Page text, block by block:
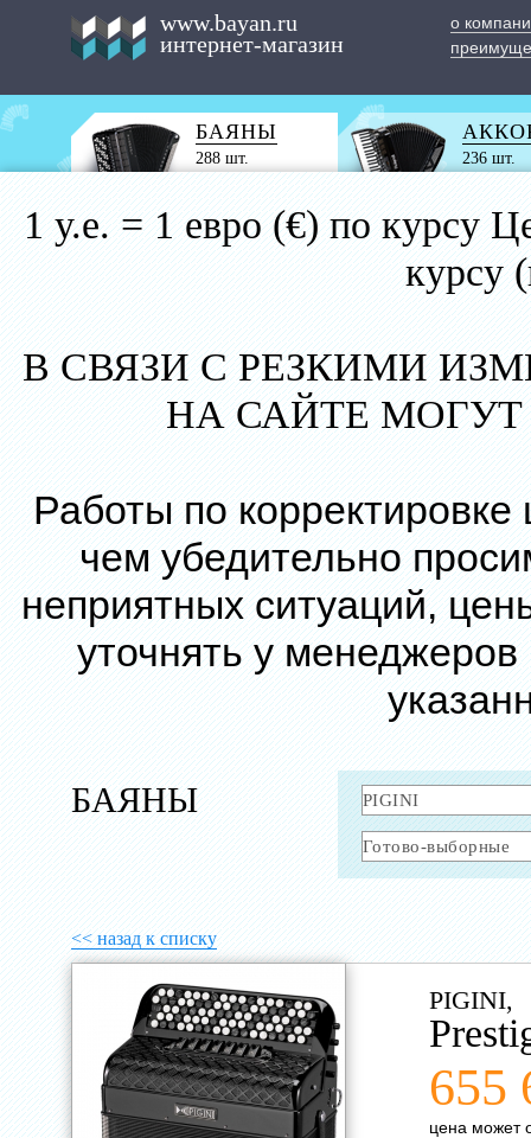
www.bayan.ru
интернет-магазин
о
БАЯНЫ
288 шт. 236 шт.
1 у.е. = 1 евро (€) по курсу
курсу
В СВЯЗИ С РЕЗКИМИ
НА САЙТЕ
Работы по
чем убедительно
неприятных ситуаций,
уточнять у
БАЯНЫ
<< назад к списку
PIGINI,
655
цена может